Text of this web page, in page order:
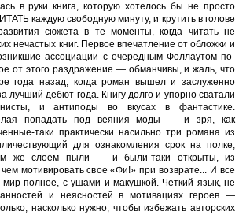
в руки книга, которую хотелось бы не просто
каждую свободную минуту, и крутить в голове
сюжета в те моменты, когда читать не
нечастых книг. Первое впечатление от обложки и
ассоциации с очередным Фоллаутом по-
от этого раздражение — обманчивы, и жаль, что
года назад, когда роман вышел и заслуженно
лучший дебют года. Книгу долго и упорно сватали
и антиподы во вкусах в фантастике.
попадать под веяния моды — и зря, как
таки практически насильно три романа из
для ознакомления срок на полке,
же слоем пыли — и были-таки открыты, из
мотивировать свое «Фи!» при возврате... И все
мир полное, с ушами и макушкой. Четкий язык, не
и неясностей в мотивациях героев —
насколько нужно, чтобы избежать авторских